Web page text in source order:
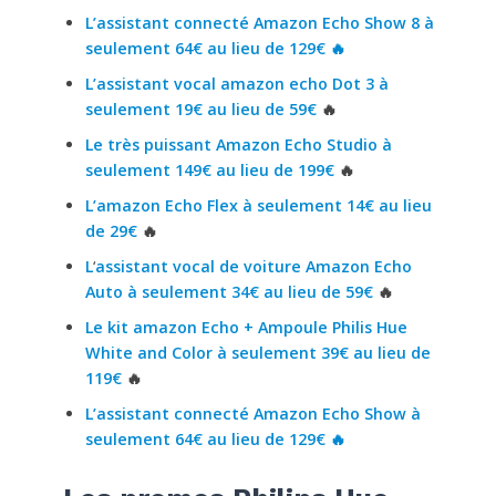
L’assistant connecté Amazon Echo Show 8 à
seulement 64€ au lieu de 129€ 🔥
L’assistant vocal amazon echo Dot 3 à
seulement 19€ au lieu de 59€ 🔥
Le très puissant Amazon Echo Studio à
seulement 149€ au lieu de 199€🔥
L’amazon Echo Flex à seulement 14€ au lieu
de 29€ 🔥
L‘assistant vocal de voiture Amazon Echo
Auto à seulement 34€ au lieu de 59€🔥
Le kit amazon Echo + Ampoule Philis Hue
White and Color à seulement 39€ au lieu de
119€ 🔥
L’assistant connecté Amazon Echo Show à
seulement 64€ au lieu de 129€ 🔥